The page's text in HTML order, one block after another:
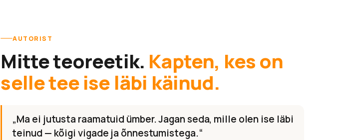
AUTORIST
Mitte teoreetik. Kapten, kes on
selle tee ise läbi käinud.
„Ma ei jutusta raamatuid ümber. Jagan seda, mille olen ise läbi
teinud — kõigi vigade ja õnnestumistega.“